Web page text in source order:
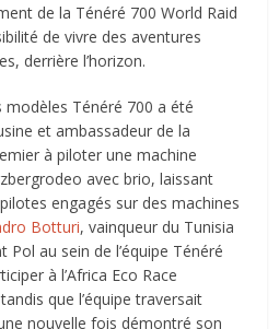
de la Ténéré 700 World Raid
de vivre des aventures
derrière l’horizon.
modèles Ténéré 700 a été
et ambassadeur de la
à piloter une machine
avec brio, laissant
engagés sur des machines
Botturi, vainqueur du Tunisia
au sein de l’équipe Ténéré
à l’Africa Eco Race
que l’équipe traversait
nouvelle fois démontré son